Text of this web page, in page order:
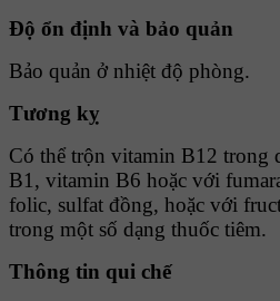
Ðộ ổn định và bảo quản
Bảo quản ở nhiệt độ phòng.
Tương kỵ
Có thể trộn vitamin B12 trong
B1, vitamin B6 hoặc với
folic, sulfat đồng, hoặc với
trong một số dạng thuốc tiêm.
Thông tin qui chế